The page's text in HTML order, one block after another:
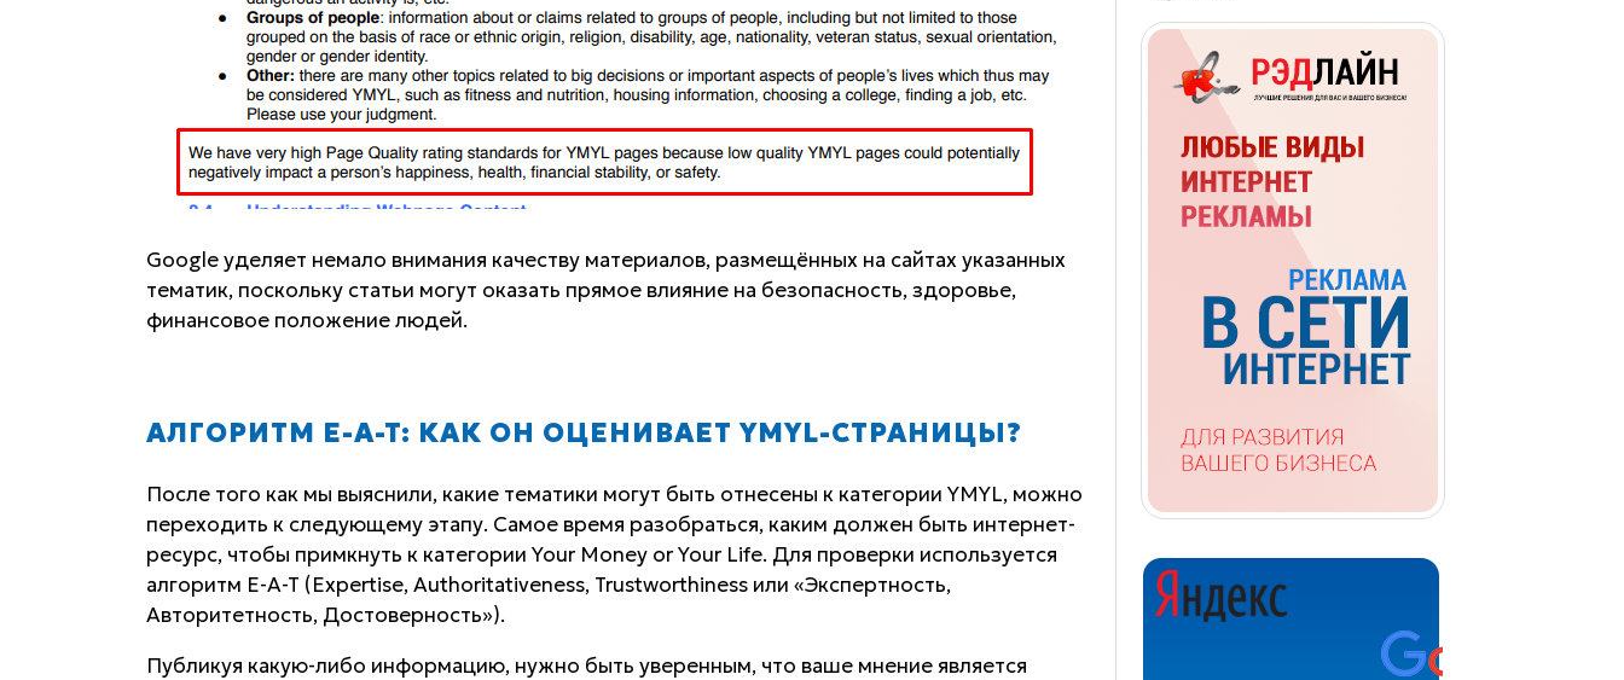
Google уделяет немало внимания качеству материалов, размещённых на сайтах указанных
тематик, поскольку статьи могут оказать прямое влияние на безопасность, здоровье,
финансовое положение людей.
АЛГОРИТМ E-A-T: КАК ОН ОЦЕНИВАЕТ YMYL-СТРАНИЦЫ?
После того как мы выяснили, какие тематики могут быть отнесены к категории YMYL, можно
переходить к следующему этапу. Самое время разобраться, каким должен быть интернет-
ресурс, чтобы примкнуть к категории Your Money or Your Life. Для проверки используется
алгоритм E-A-T (Expertise, Authoritativeness, Trustworthiness или «Экспертность,
Авторитетность, Достоверность»).
Публикуя какую-либо информацию, нужно быть уверенным, что ваше мнение является